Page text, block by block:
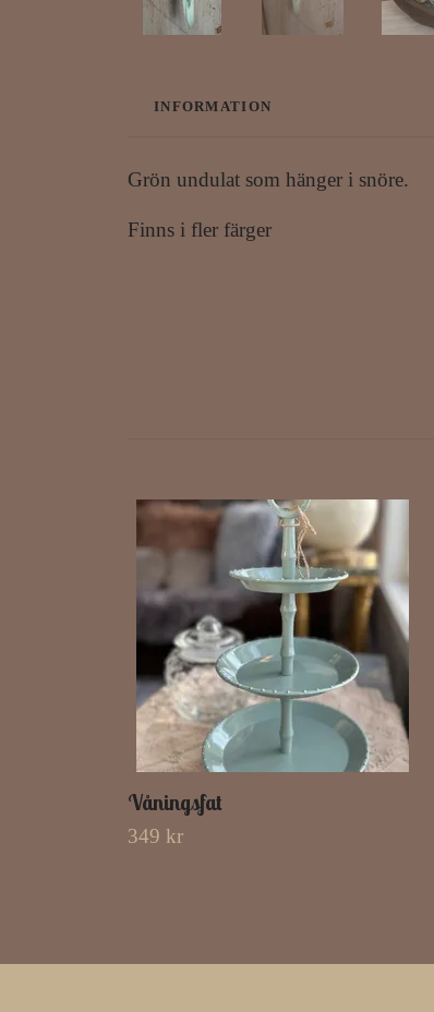
INFORMATION
Grön undulat som hänger i snöre.
Finns i fler färger
Våningsfat
349 kr